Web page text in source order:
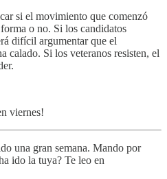
si el movimiento que comenzó
o no. Si los candidatos
difícil argumentar que el
calado. Si los veteranos resisten, el
viernes!
una gran semana. Mando por
ido la tuya? Te leo en